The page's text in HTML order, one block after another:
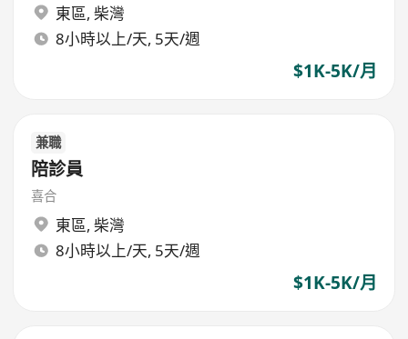
東區, 柴灣
8小時以上/天, 5天/週
$1K-5K/月
兼職
陪診員
喜合
東區, 柴灣
8小時以上/天, 5天/週
$1K-5K/月